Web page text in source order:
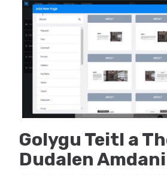
Golygu Teitl a
Dudalen Amdani